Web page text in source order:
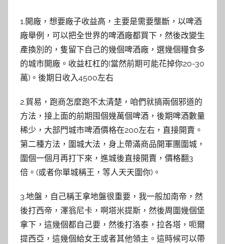
1.開廠，想要廠子收益高，主要是需要壟斷，以啤酒
廠舉例，可以把全世界的啤酒廠都買下，然後改變生
產換別的，隻留下自己的幾個啤酒廠，選幾個糧食多
的城市開廠。收益杠杠的(當然前期可能花掉你20-30
萬)。後期日收入4500左右
2.貿易，跑商怎麼跑不太清楚，咱們就搞兩個邪道的
方法，接上面的前期囤個幾萬個啤酒，後期啤酒數量
稀少，大部門城市啤酒價格在200左右，直接開賣。
第二種方法，圍城大法，身上帶滿商品開軍團圍城，
圍個一個月再打下來，進城後直接開賣，價格翻3
倍。(或者你單城稱王，等人天天圍你)。
3.地盤，自己稱王拿地盤很重要，我一般加南帝，然
後打西帝，澤翁尼卡，啊塔米提斯，然後周圍幾個堡
拿下，這幾個都自己要，然後打洛泰，拉各塔，呃爾
提西亞，這幾個給女王或者其他領主。這時候可以帶